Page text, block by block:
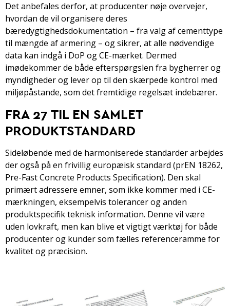
Det anbefales derfor, at producenter nøje overvejer,
hvordan de vil organisere deres
bæredygtighedsdokumentation – fra valg af cementtype
til mængde af armering – og sikrer, at alle nødvendige
data kan indgå i DoP og CE-mærket. Dermed
imødekommer de både efterspørgslen fra bygherrer og
myndigheder og lever op til den skærpede kontrol med
miljøpåstande, som det fremtidige regelsæt indebærer.
FRA 27 TIL EN SAMLET
PRODUKTSTANDARD
Sideløbende med de harmoniserede standarder arbejdes
der også på en frivillig europæisk standard (prEN 18262,
Pre-Fast Concrete Products Specification). Den skal
primært adressere emner, som ikke kommer med i CE-
mærkningen, eksempelvis tolerancer og anden
produktspecifik teknisk information. Denne vil være
uden lovkraft, men kan blive et vigtigt værktøj for både
producenter og kunder som fælles referenceramme for
kvalitet og præcision.